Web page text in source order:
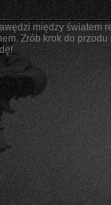
między światem
Zrób krok do przodu